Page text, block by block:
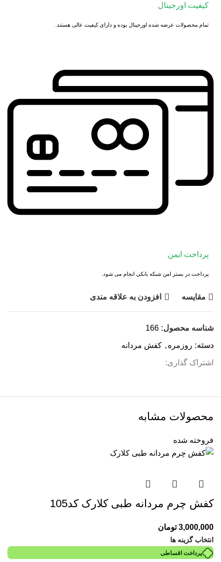
کیفیت اورجینال
تمام محصولات عرضه شده اورجینال بوده و دارای کیفیت عالی هستند.
پرداخت ایمن
پرداخت در بستر امن شبکه بانکی انجام می شود.
مقايسه افزودن به علاقه مندی
شناسه محصول: 166
دسته: روزمره , کفش مردانه
اشتراک گذاری:
محصولات مشابه
فروخته شده
کفش چرم مردانه طبی کلارک کد105
3,000,000 تومان
انتخاب گزینه ها
پرداخت اقساطی